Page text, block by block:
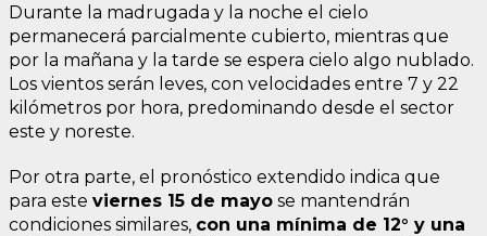
Durante la madrugada y la noche el cielo
permanecerá parcialmente cubierto, mientras que
por la mañana y la tarde se espera cielo algo nublado.
Los vientos serán leves, con velocidades entre 7 y 22
kilómetros por hora, predominando desde el sector
este y noreste.
Por otra parte, el pronóstico extendido indica que
para este viernes 15 de mayo se mantendrán
condiciones similares, con una mínima de 12° y una